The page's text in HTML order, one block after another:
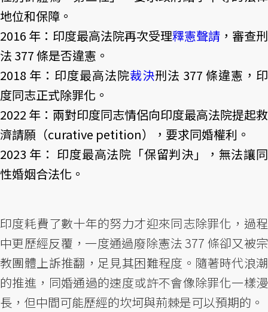
地位和保障。
2016 年：印度最高法院再次受理釋憲聲請 ，審查刑
法 377 條是否違憲。
2018 年：印度最高法院裁決刑法 377 條違憲，印
度同志正式除罪化。
2022 年：兩對印度同志情侶向印度最高法院提起救
濟請願（curative petition），要求同婚權利。
2023 年： 印度最高法院「保留判決」，無法讓同
性婚姻合法化。
印度耗費了數十年的努力才迎來同志除罪化，過程
中更歷經反覆，一度通過廢除憲法 377 條卻又被宗
教團體上訴推翻，足見其困難程度。隨著時代浪潮
的推進，同婚通過的速度或許不會像除罪化一樣漫
長，但中間可能歷經的坎坷與荊棘是可以預期的。